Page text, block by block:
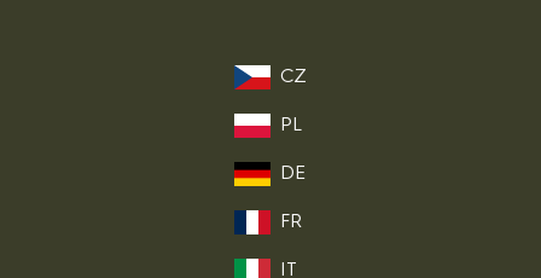
CZ
PL
DE
FR
IT